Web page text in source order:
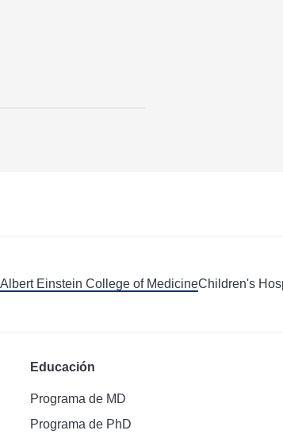
Albert Einstein College of MedicineChildren's
Educación
Programa de MD
Programa de PhD